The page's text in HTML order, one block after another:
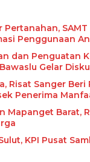
Penggunaan
dan Penguatan
Gelar
Risat Sanger Beri
Penerima
Mapanget Barat,
KPI Pusat